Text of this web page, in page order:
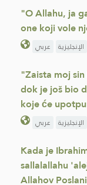
"O Allahu, ja
one koji vole
عربي الإنجليزية
"Zaista moj
dok je još bio
koje će
عربي الإنجليزية
Kada je
sallalallahu
Allahov